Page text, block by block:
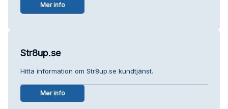
Mer info
Str8up.se
Hitta information om Str8up.se kundtjänst.
Mer info